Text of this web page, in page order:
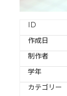
ID
作成日
制作者
学年
カテゴリー